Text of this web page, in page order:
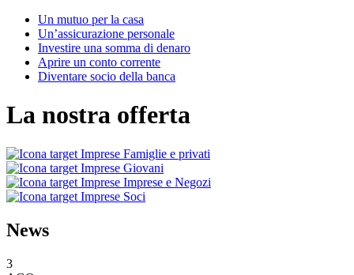
Un mutuo per la casa
Un’assicurazione personale
Investire una somma di denaro
Aprire un conto corrente
Diventare socio della banca
La nostra offerta
Famiglie e privati
Giovani
Imprese e Negozi
Soci
News
3